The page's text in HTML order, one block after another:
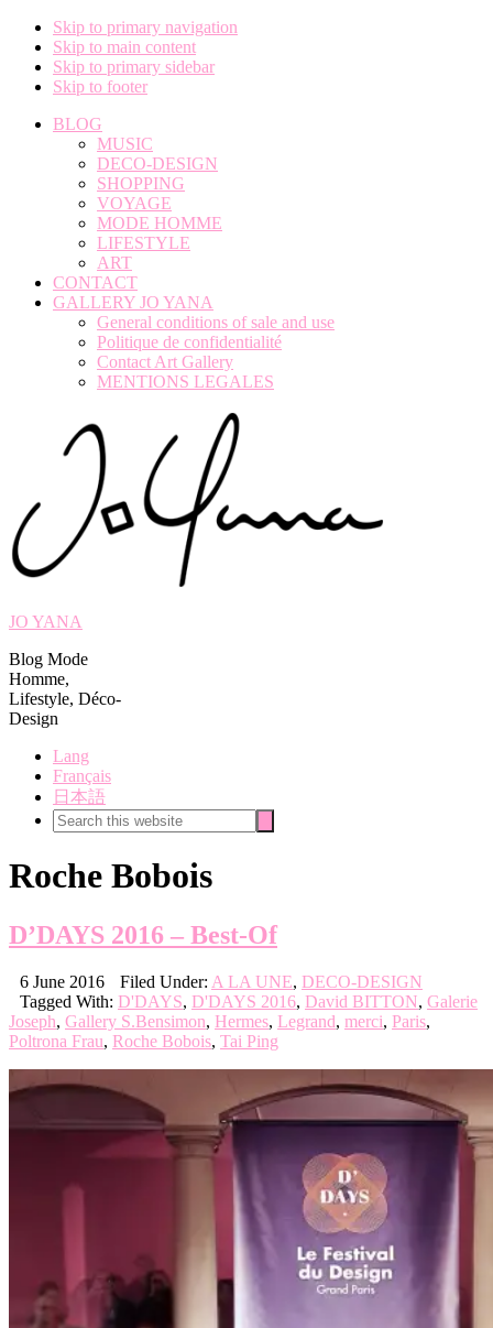
Skip to primary navigation
Skip to main content
Skip to primary sidebar
Skip to footer
BLOG
MUSIC
DECO-DESIGN
SHOPPING
VOYAGE
MODE HOMME
LIFESTYLE
ART
CONTACT
GALLERY JO YANA
General conditions of sale and use
Politique de confidentialité
Contact Art Gallery
MENTIONS LEGALES
JO YANA
Blog Mode
Homme,
Lifestyle, Déco-
Design
Lang
Français
日本語
Search
this
Roche Bobois
D’DAYS 2016 – Best-Of
6 June 2016 Filed Under: A LA UNE, DECO-DESIGN
Tagged With: D'DAYS, D'DAYS 2016, David BITTON, Galerie
Joseph, Gallery S.Bensimon, Hermes, Legrand, merci, Paris,
Poltrona Frau, Roche Bobois, Tai Ping